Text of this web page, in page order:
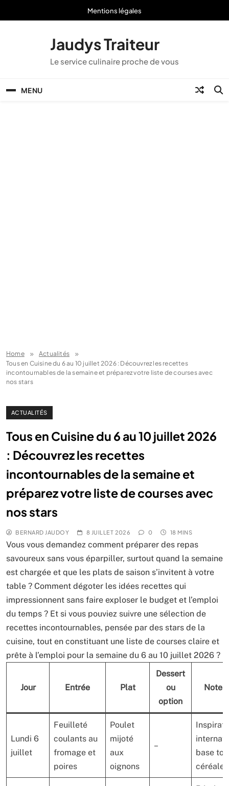
Mentions légales
Jaudys Traiteur
Le service culinaire proche de vous
MENU
Home
Actualités
Tous en Cuisine du 6 au 10 juillet 2026 : Découvrez les recettes
incontournables de la semaine et préparez votre liste de courses avec
nos stars
ACTUALITÉS
Tous en Cuisine du 6 au 10 juillet 2026
: Découvrez les recettes
incontournables de la semaine et
préparez votre liste de courses avec
nos stars
BERNARD JAUDOY 8 JUILLET 2026 0 18 MINS
Vous vous demandez comment préparer des repas
savoureux sans vous éparpiller, surtout quand la semaine
est chargée et que les plats de saison s’invitent à votre
table ? Comment dégoter les idées recettes qui
impressionnent sans faire exploser le budget et l’emploi
du temps ? Et si vous pouviez suivre une sélection de
recettes incontournables, pensée par des stars de la
cuisine, tout en constituant une liste de courses claire et
prête à l’emploi pour la semaine du 6 au 10 juillet 2026 ?
Jour Entrée Plat
Dessert
ou
option
Notes
Lundi 6
juillet
Feuilleté
coulants au
fromage et
poires
Poulet
mijoté
aux
oignons
–
base
céréales